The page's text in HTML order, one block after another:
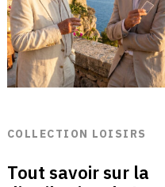
COLLECTION LOISIRS
Tout savoir sur la